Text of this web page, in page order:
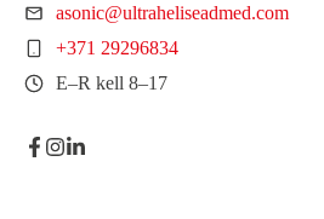
asonic@ultraheliseadmed.com
+371 29296834
E–R kell 8–17